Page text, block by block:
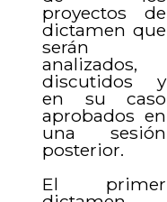
proyectos de
dictamen que
serán
analizados,
discutidos y
en su caso
aprobados en
una sesión
posterior.
El primer